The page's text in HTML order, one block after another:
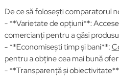
De ce să folosești comparatorul
- **Varietate de opțiuni**:
comercianți pentru a găsi
- **Economisești timp și bani**:
pentru a obține cea mai bună
- **Transparență și